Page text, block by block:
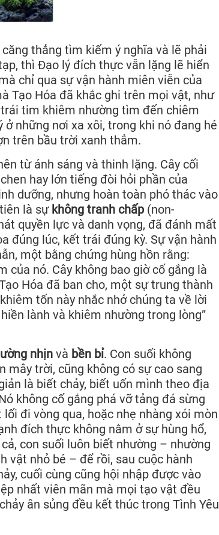
thẳng tìm kiếm ý nghĩa và lẽ phải
thì Đạo lý đích thực vẫn lặng lẽ hiển
chỉ qua sự vận hành miên viễn của
Tạo Hóa đã khắc ghi trên mọi vật, như
tim khiêm nhường tìm đến chiêm
những nơi xa xôi, trong khi nó đang hé
trên bầu trời xanh thẳm.
từ ánh sáng và thinh lặng. Cây cối
hay lớn tiếng đòi hỏi phần của
dưỡng, nhưng hoàn toàn phó thác vào
là sự không tranh chấp (non-
quyền lực và danh vọng, đã đánh mất
đúng lúc, kết trái đúng kỳ. Sự vận hành
một bằng chứng hùng hồn rằng:
nó. Cây không bao giờ cố gắng là
Hóa đã ban cho, một sự trung thành
tốn này nhắc nhở chúng ta về lời
lành và khiêm nhường trong lòng”
nhịn và bền bỉ. Con suối không
mây trời, cũng không có sự cao sang
là biết chảy, biết uốn mình theo địa
không cố gắng phá vỡ tảng đá sừng
đi vòng qua, hoặc nhẹ nhàng xói mòn
đích thực không nằm ở sự hùng hổ,
con suối luôn biết nhường – nhường
vật nhỏ bé – để rồi, sau cuộc hành
cuối cùng cũng hội nhập được vào
nhất viên mãn mà mọi tạo vật đều
ân sủng đều kết thúc trong Tình Yêu